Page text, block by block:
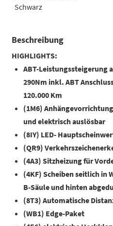
Schwarz
Beschreibung
HIGHLIGHTS:
ABT-Leistungssteigerung
290Nm inkl. ABT
120.000 Km
(1M6)
und elektrisch auslösbar
(8IY) LED-
(QR9)
(4A3) Sitzheizung für
(4KF) Scheiben seitlich in
B-Säule und hinten
(8T3) Automatische
(WB1) Edge-Paket